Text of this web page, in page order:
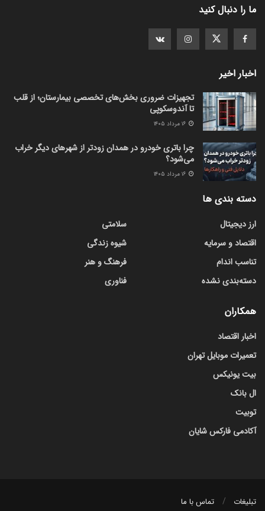
ما را دنبال کنید
اخبار اخیر
تجهیزات ضروری بخش‌های تخصصی بیمارستان؛ از قلب
تا آندوسکوپی
چرا باتری خودرو در همدان زودتر از شهرهای دیگر خراب
می‌شود؟
دسته بندی ها
ارز دیجیتال
اقتصاد و سرمایه
تناسب اندام
دسته‌بندی نشده
سلامتی
شیوه زندگی
فرهنگ و هنر
فناوری
همکاران
اخبار اقتصاد
تعمیرات موبایل تهران
بیت یونیکس
ال بانک
توبیت
آکادمی فارکس شایان
تبلیغات تماس با ما